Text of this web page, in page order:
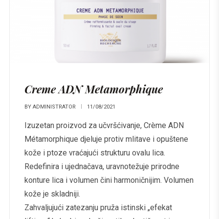
Creme ADN Metamorphique
BY ADMINISTRATOR 11/08/2021
Izuzetan proizvod za učvršćivanje, Crème ADN
Métamorphique djeluje protiv mlitave i opuštene
kože i ptoze vraćajući strukturu ovalu lica.
Redefinira i ujednačava, uravnotežuje prirodne
konture lica i volumen čini harmoničnijim. Volumen
kože je skladniji.
Zahvaljujući zatezanju pruža istinski „efekat